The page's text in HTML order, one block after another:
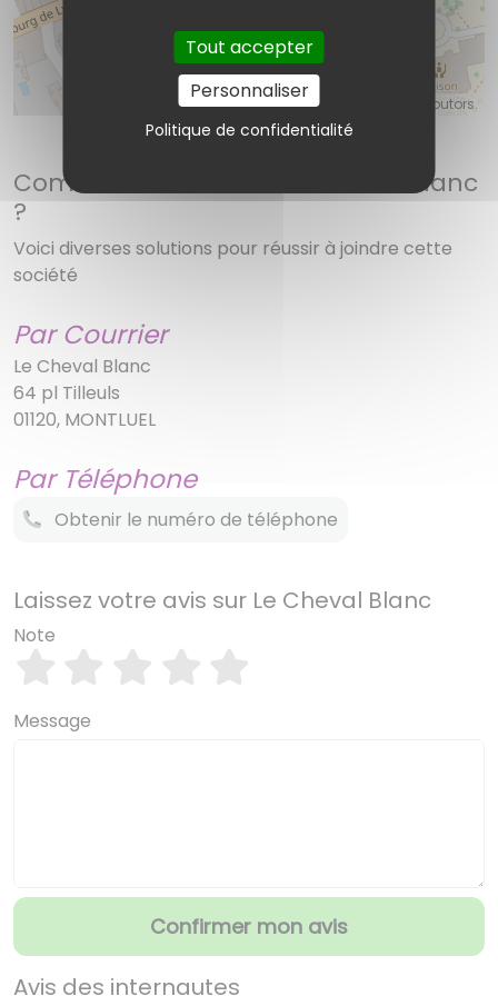
Tout accepter
Personnaliser
Politique de confidentialité
©OpenStreetMap contributors.
Comment contacter Le Cheval Blanc
?
Voici diverses solutions pour réussir à joindre cette
société
Par Courrier
Le Cheval Blanc
64 pl Tilleuls
01120, MONTLUEL
Par Téléphone
Obtenir le numéro de téléphone
Laissez votre avis sur Le Cheval Blanc
Note
Message
Confirmer mon avis
Avis des internautes